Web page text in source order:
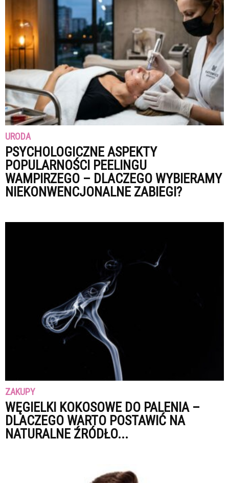
URODA
PSYCHOLOGICZNE ASPEKTY
POPULARNOŚCI PEELINGU
WAMPIRZEGO – DLACZEGO WYBIERAMY
NIEKONWENCJONALNE ZABIEGI?
ZAKUPY
WĘGIELKI KOKOSOWE DO PALENIA –
DLACZEGO WARTO POSTAWIĆ NA
NATURALNE ŹRÓDŁO...